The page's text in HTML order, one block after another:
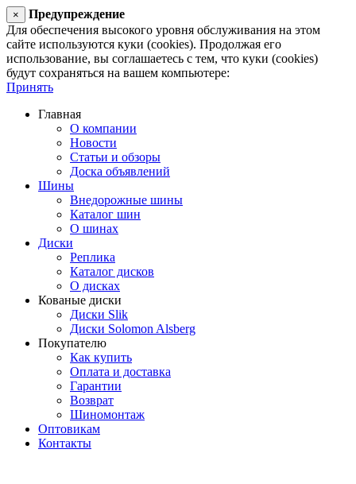
×
Предупреждение
Для обеспечения высокого уровня обслуживания на этом
сайте используются куки (cookies). Продолжая его
использование, вы соглашаетесь с тем, что куки (cookies)
будут сохраняться на вашем компьютере:
Принять
Главная
О компании
Новости
Статьи и обзоры
Доска объявлений
Шины
Внедорожные шины
Каталог шин
О шинах
Диски
Реплика
Каталог дисков
О дисках
Кованые диски
Диски Slik
Диски Solomon Alsberg
Покупателю
Как купить
Оплата и доставка
Гарантии
Возврат
Шиномонтаж
Оптовикам
Контакты